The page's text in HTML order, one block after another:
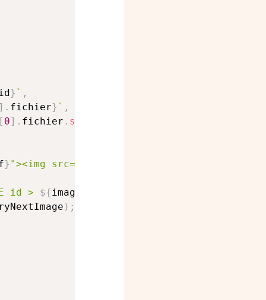
} ` ,
] . fichier} ` ,
[ 0] . fichier . split
} "><img src="
id > ${imageId
) ;